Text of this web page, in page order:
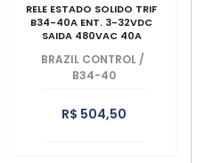
RELE ESTADO SOLIDO TRIF
B34-40A ENT. 3-32VDC
SAIDA 480VAC 40A
BRAZIL CONTROL /
B34-40
R$ 504,50